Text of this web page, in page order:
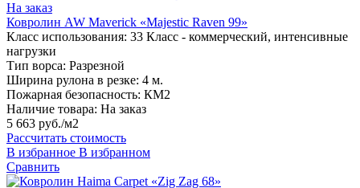
На заказ
Ковролин AW Maverick «Majestic Raven 99»
Класс использования: 33 Класс - коммерческий, интенсивные
нагрузки
Тип ворса: Разрезной
Ширина рулона в резке: 4 м.
Пожарная безопасность: КМ2
Наличие товара: На заказ
5 663 руб./м2
Рассчитать стоимость
В избранное В избранном
Сравнить